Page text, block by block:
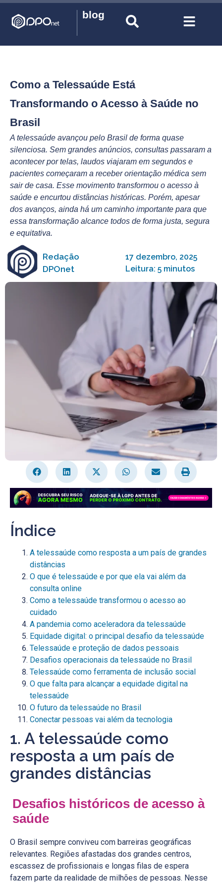
blog
Como a Telessaúde Está
Transformando o Acesso à Saúde no
Brasil
A telessaúde avançou pelo Brasil de forma quase
silenciosa. Sem grandes anúncios, consultas passaram a
acontecer por telas, laudos viajaram em segundos e
pacientes começaram a receber orientação médica sem
sair de casa. Esse movimento transformou o acesso à
saúde e encurtou distâncias históricas. Porém, apesar
dos avanços, ainda há um caminho importante para que
essa transformação alcance todos de forma justa, segura
e equitativa.
Redação
DPOnet
17 dezembro, 2025
Leitura: 5 minutos
Índice
A telessaúde como resposta a um país de grandes
distâncias
O que é telessaúde e por que ela vai além da
consulta online
Como a telessaúde transformou o acesso ao
cuidado
A pandemia como aceleradora da telessaúde
Equidade digital: o principal desafio da telessaúde
Telessaúde e proteção de dados pessoais
Desafios operacionais da telessaúde no Brasil
Telessaúde como ferramenta de inclusão social
O que falta para alcançar a equidade digital na
telessaúde
O futuro da telessaúde no Brasil
Conectar pessoas vai além da tecnologia
1. A telessaúde como
resposta a um país de
grandes distâncias
Desafios históricos de acesso à
saúde
O Brasil sempre conviveu com barreiras geográficas
relevantes. Regiões afastadas dos grandes centros,
escassez de profissionais e longas filas de espera
fazem parte da realidade de milhões de pessoas. Nesse